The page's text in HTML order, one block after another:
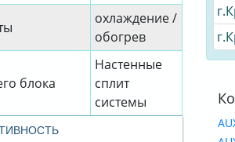
охлаждение /
обогрев
блока
Настенные
сплит
системы